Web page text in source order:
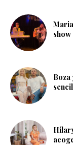
show
Boza